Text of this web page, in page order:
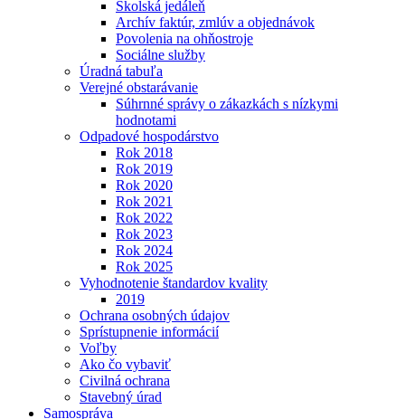
Školská jedáleň
Archív faktúr, zmlúv a objednávok
Povolenia na ohňostroje
Sociálne služby
Úradná tabuľa
Verejné obstarávanie
Súhrnné správy o zákazkách s nízkymi
hodnotami
Odpadové hospodárstvo
Rok 2018
Rok 2019
Rok 2020
Rok 2021
Rok 2022
Rok 2023
Rok 2024
Rok 2025
Vyhodnotenie štandardov kvality
2019
Ochrana osobných údajov
Sprístupnenie informácií
Voľby
Ako čo vybaviť
Civilná ochrana
Stavebný úrad
Samospráva